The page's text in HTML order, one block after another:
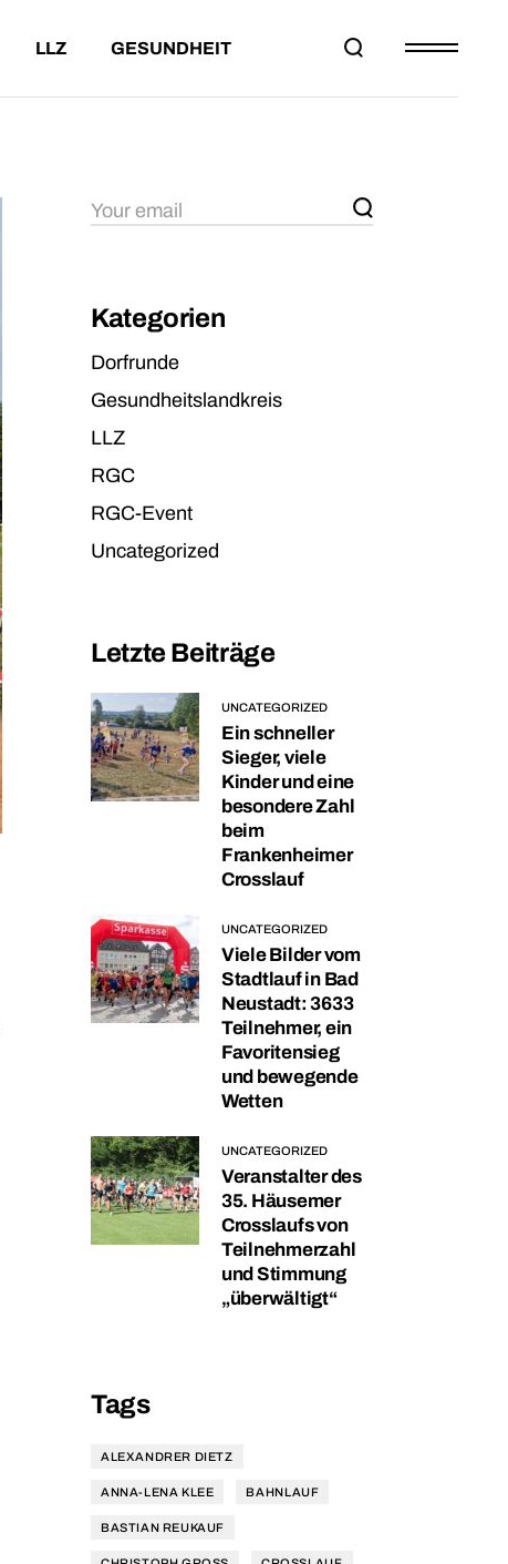
LLZ
KONTAKT
GESUNDHEIT
TEILNAHMEBED.DAS LLZ PROJEKT DORFRUNDE
Kategorien
Dorfrunde
Gesundheitslandkreis
LLZ
RGC
RGC-Event
Uncategorized
Letzte Beiträge
UNCATEGORIZED
Ein schneller
Sieger, viele
Kinder und eine
besondere Zahl
beim
Frankenheimer
Crosslauf
UNCATEGORIZED
Viele Bilder vom
Stadtlauf in Bad
Neustadt: 3633
Teilnehmer, ein
Favoritensieg
und bewegende
Wetten
UNCATEGORIZED
Veranstalter des
35. Häusemer
Crosslaufs von
Teilnehmerzahl
und Stimmung
„überwältigt“
Tags
ALEXANDRER DIETZ
ANNA-LENA KLEE BAHNLAUF
BASTIAN REUKAUF